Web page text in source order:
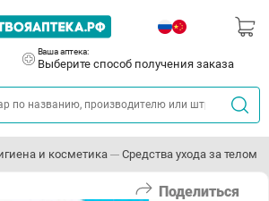
Ваша аптека:
Выберите способ получения заказа
и косметика Средства ухода за телом
Поделиться